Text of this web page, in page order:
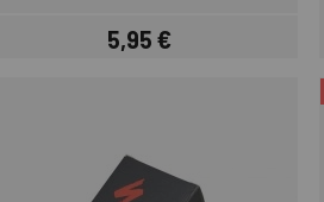
Precio
5,95 €